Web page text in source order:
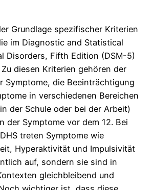
Grundlage spezifischer Kriterien
im Diagnostic and Statistical
Disorders, Fifth Edition (DSM-5)
diesen Kriterien gehören der
Symptome, die Beeinträchtigung
in verschiedenen Bereichen
der Schule oder bei der Arbeit)
der Symptome vor dem 12. Bei
treten Symptome wie
Hyperaktivität und Impulsivität
auf, sondern sie sind in
gleichbleibend und